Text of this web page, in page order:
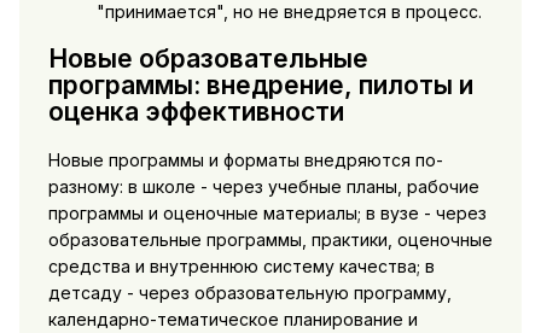
"принимается", но не внедряется в процесс.
Новые образовательные
программы: внедрение, пилоты и
оценка эффективности
Новые программы и форматы внедряются по-
разному: в школе - через учебные планы, рабочие
программы и оценочные материалы; в вузе - через
образовательные программы, практики, оценочные
средства и внутреннюю систему качества; в
детсаду - через образовательную программу,
календарно-тематическое планирование и